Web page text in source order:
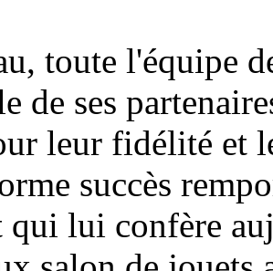
toute l'équipe
de ses
leur fidélité et
succès
qui lui confère